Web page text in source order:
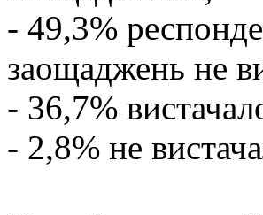
- 49,3%
заощаджень не
- 36,7%
- 2,8% не